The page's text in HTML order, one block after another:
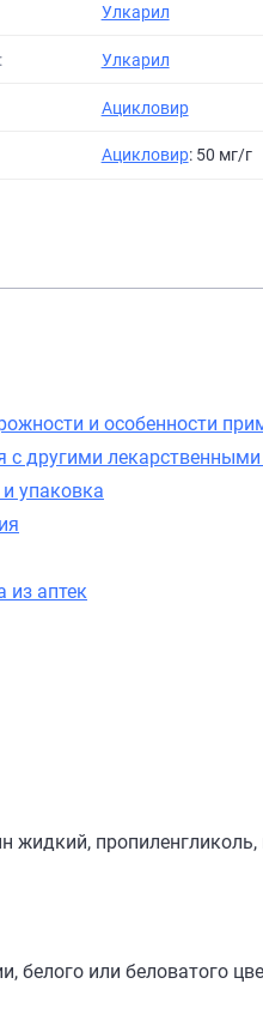
Улкарил
Улкарил
Ацикловир
Ацикловир: 50 мг/г
и особенности
с другими
упаковка
из аптек
жидкий,
белого или беловатого